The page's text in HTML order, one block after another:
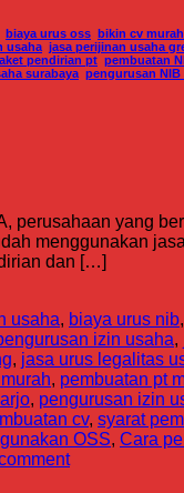
biaya urus oss
bikin cv murah
usaha, jasa perijinan usaha
pendirian pt pembuatan
surabaya, pengurusan NIB
perusahaan yang
menggunakan
dan […]
usaha, biaya urus nib
izin usaha,
, jasa urus legalitas
, pembuatan pt
, pengurusan izin
cv, syarat
OSS, Cara